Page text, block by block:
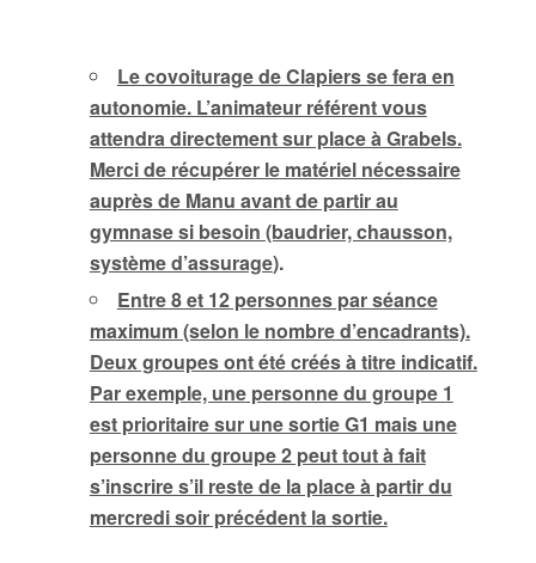
Le covoiturage de Clapiers se fera en
autonomie. L’animateur référent vous
attendra directement sur place à Grabels.
Merci de récupérer le matériel nécessaire
auprès de Manu avant de partir au
gymnase si besoin (baudrier, chausson,
système d’assurage).
Entre 8 et 12 personnes par séance
maximum (selon le nombre d’encadrants).
Deux groupes ont été créés à titre indicatif.
Par exemple, une personne du groupe 1
est prioritaire sur une sortie G1 mais une
personne du groupe 2 peut tout à fait
s’inscrire s’il reste de la place à partir du
mercredi soir précédent la sortie.